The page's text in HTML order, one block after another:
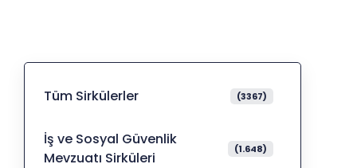
Tüm Sirkülerler (3367)
İş ve Sosyal Güvenlik
Mevzuatı Sirküleri
(1.648)